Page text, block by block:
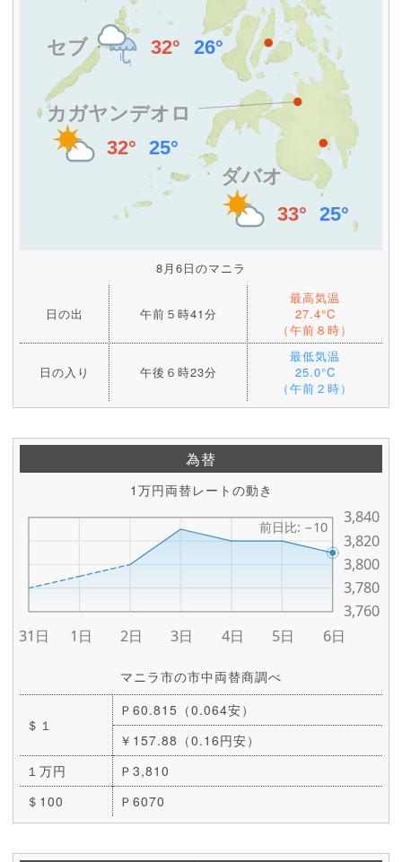
8月6日のマニラ
日の出 午前５時41分
最高気温
27.4°C
（午前８時）
日の入り 午後６時23分
最低気温
25.0°C
（午前２時）
為替
1万円両替レートの動き
マニラ市の市中両替商調べ
＄１
Ｐ60.815（0.064安）
￥157.88（0.16円安）
１万円
Ｐ3,810
＄100
Ｐ6070